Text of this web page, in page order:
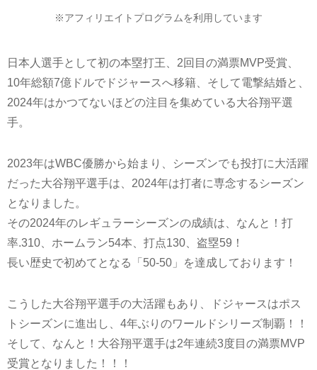
※アフィリエイトプログラムを利用しています
日本人選手として初の本塁打王、2回目の満票MVP受賞、
10年総額7億ドルでドジャースへ移籍、そして電撃結婚と、
2024年はかつてないほどの注目を集めている大谷翔平選
手。
2023年はWBC優勝から始まり、シーズンでも投打に大活躍
だった大谷翔平選手は、2024年は打者に専念するシーズン
となりました。
その2024年のレギュラーシーズンの成績は、なんと！打
率.310、ホームラン54本、打点130、盗塁59！
長い歴史で初めてとなる「50-50」を達成しております！
こうした大谷翔平選手の大活躍もあり、ドジャースはポス
トシーズンに進出し、4年ぶりのワールドシリーズ制覇！！
そして、なんと！大谷翔平選手は2年連続3度目の満票MVP
受賞となりました！！！